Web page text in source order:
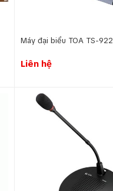
Máy đại biểu TOA TS-922
Liên hệ